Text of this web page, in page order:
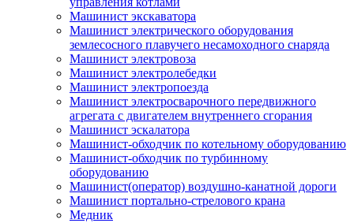
Машинист экскаватора
Машинист электрического оборудования
землесосного плавучего несамоходного снаряда
Машинист электровоза
Машинист электролебедки
Машинист электропоезда
Машинист электросварочного передвижного
агрегата с двигателем внутреннего сгорания
Машинист эскалатора
Машинист-обходчик по котельному оборудованию
Машинист-обходчик по турбинному
оборудованию
Машинист(оператор) воздушно-канатной дороги
Машинист портально-стрелового крана
Медник